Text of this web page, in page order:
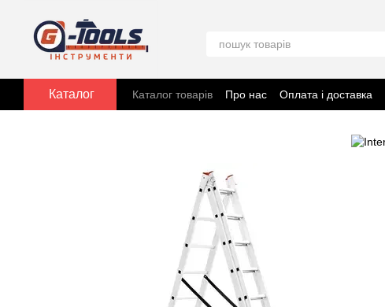
Каталог Каталог товарів Про нас Оплата і доставка